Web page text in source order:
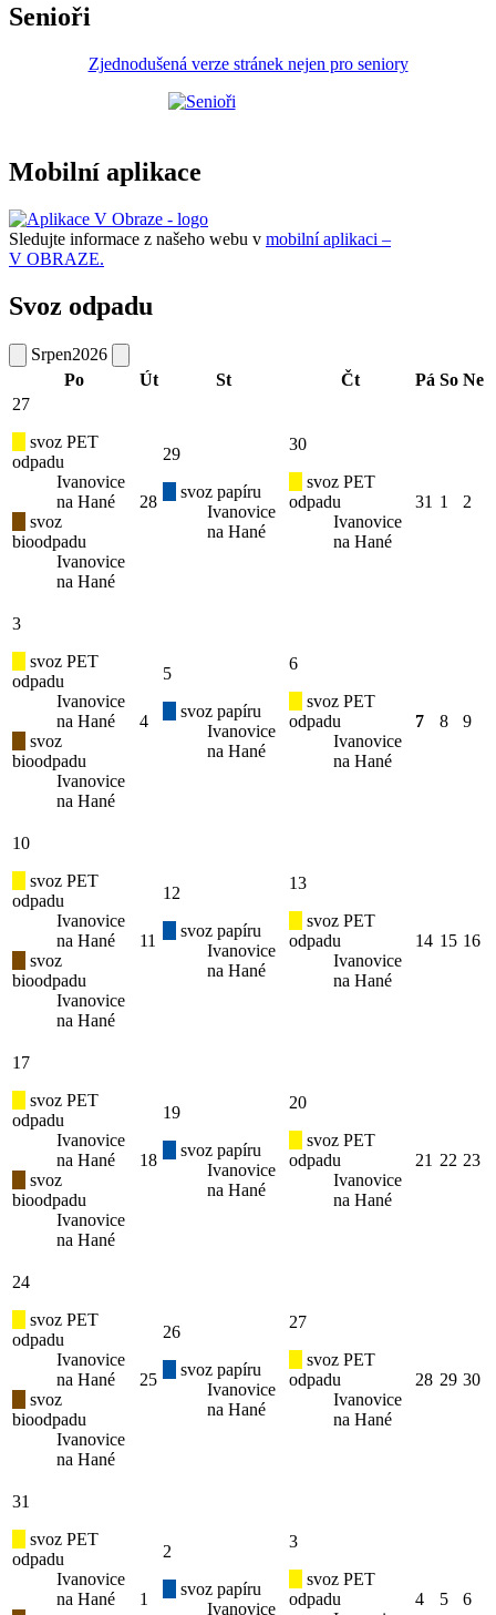
Senioři
Zjednodušená verze stránek nejen pro seniory
Mobilní aplikace
Sledujte informace z našeho webu v mobilní aplikaci –
V OBRAZE.
Svoz odpadu
Srpen2026
Po
Út St Čt Pá So Ne
27
svoz PET
odpadu
Ivanovice
na Hané
svoz
bioodpadu
Ivanovice
na Hané
28
29
svoz papíru
Ivanovice
na Hané
30
svoz PET
odpadu
Ivanovice
na Hané
31 1 2
3
svoz PET
odpadu
Ivanovice
na Hané
svoz
bioodpadu
Ivanovice
na Hané
4
5
svoz papíru
Ivanovice
na Hané
6
svoz PET
odpadu
Ivanovice
na Hané
7 8 9
10
svoz PET
odpadu
Ivanovice
na Hané
svoz
bioodpadu
Ivanovice
na Hané
11
12
svoz papíru
Ivanovice
na Hané
13
svoz PET
odpadu
Ivanovice
na Hané
14 15 16
17
svoz PET
odpadu
Ivanovice
na Hané
svoz
bioodpadu
Ivanovice
na Hané
18
19
svoz papíru
Ivanovice
na Hané
20
svoz PET
odpadu
Ivanovice
na Hané
21 22 23
24
svoz PET
odpadu
Ivanovice
na Hané
svoz
bioodpadu
Ivanovice
na Hané
25
26
svoz papíru
Ivanovice
na Hané
27
svoz PET
odpadu
Ivanovice
na Hané
28 29 30
31
svoz PET
odpadu
Ivanovice
na Hané
1
2
svoz papíru
Ivanovice
3
svoz PET
odpadu
4 5 6